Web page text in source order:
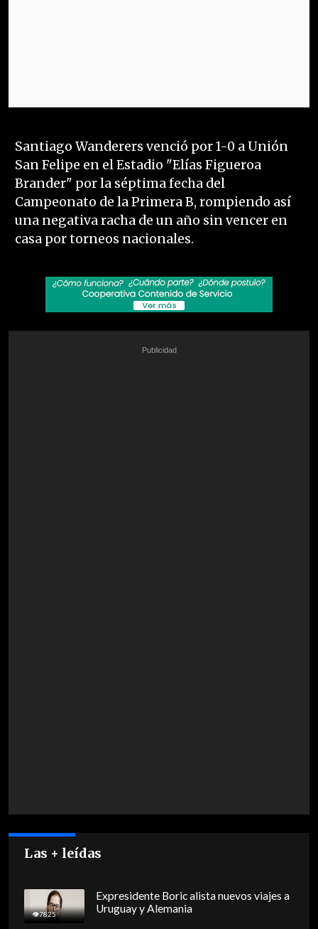
Santiago Wanderers venció por 1-0 a Unión
San Felipe en el Estadio "Elías Figueroa
Brander" por la séptima fecha del
Campeonato de la Primera B, rompiendo así
una negativa racha de un año sin vencer en
casa por torneos nacionales.
Las + leídas
7825
Expresidente Boric alista nuevos viajes a
Uruguay y Alemania